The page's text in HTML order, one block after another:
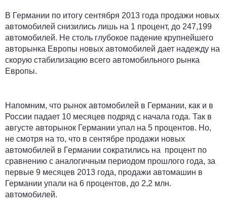
В Германии по итогу сентября 2013 года продажи новых
автомобилей снизились лишь на 1 процент, до 247,199
автомобилей. Не столь глубокое падение крупнейшего
авторынка Европы новых автомобилей дает надежду на
скорую стабилизацию всего автомобильного рынка
Европы.
Напомним, что рынок автомобилей в Германии, как и в
России падает 10 месяцев подряд с начала года. Так в
августе авторынок Германии упал на 5 процентов. Но,
не смотря на то, что в сентябре продажи новых
автомобилей в Германии сократились на процент по
сравнению с аналогичным периодом прошлого года, за
первые 9 месяцев 2013 года, продажи автомашин в
Германии упали на 6 процентов, до 2,2 млн.
автомобилей.